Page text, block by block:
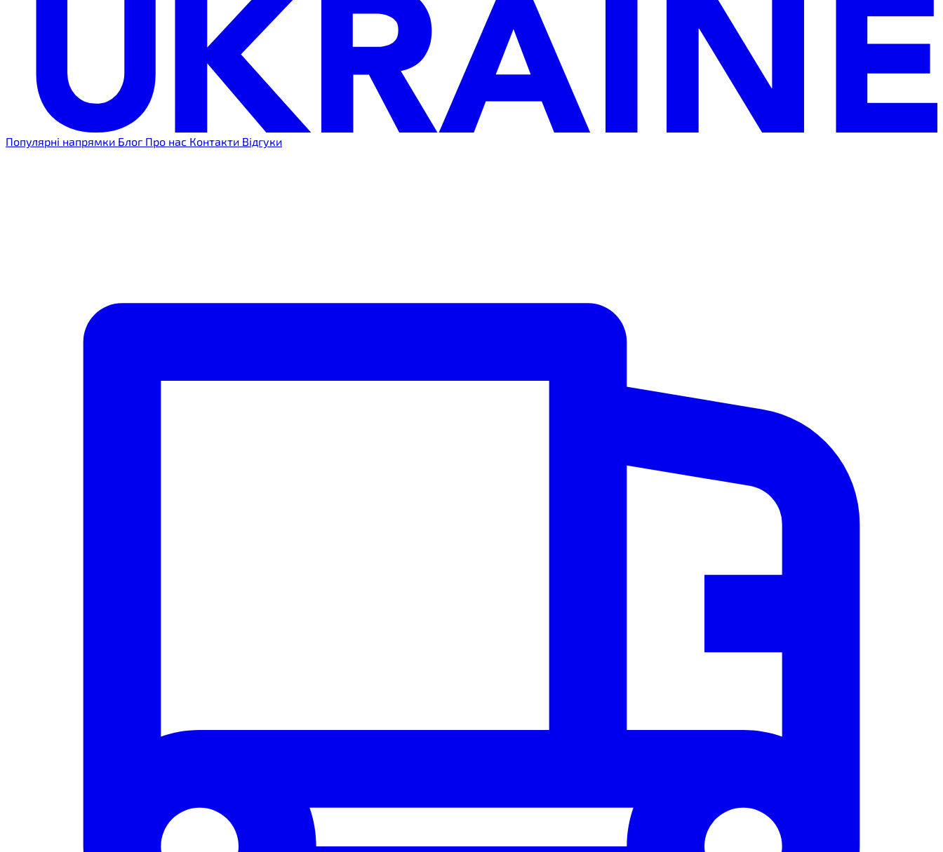
Популярні напрямки Блог Про нас Контакти Відгуки